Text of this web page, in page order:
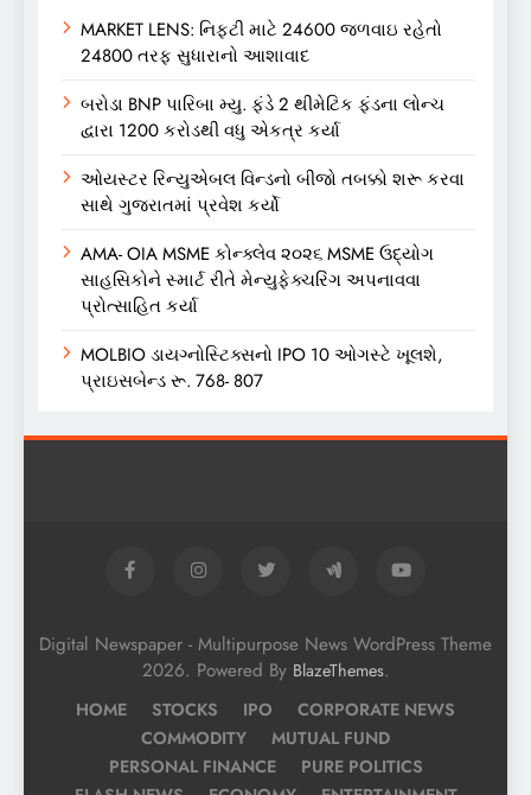
MARKET LENS: નિફ્ટી માટે 24600 જળવાઇ રહેતો
24800 તરફ સુધારાનો આશાવાદ
બરોડા BNP પારિબા મ્યુ. ફંડે 2 થીમેટિક ફંડના લોન્ચ
દ્વારા 1200 કરોડથી વધુ એકત્ર કર્યા
ઓયસ્ટર રિન્યુએબલ વિન્ડનો બીજો તબક્કો શરૂ કરવા
સાથે ગુજરાતમાં પ્રવેશ કર્યો
AMA- OIA MSME કોન્ક્લેવ ૨૦૨૬ MSME ઉદ્યોગ
સાહસિકોને સ્માર્ટ રીતે મેન્યુફેક્ચરિંગ અપનાવવા
પ્રોત્સાહિત કર્યા
MOLBIO ડાયગ્નોસ્ટિક્સનો IPO 10 ઓગસ્ટે ખૂલશે,
પ્રાઇસબેન્ડ રૂ. 768- 807
Digital Newspaper - Multipurpose News WordPress Theme
2026. Powered By BlazeThemes.
HOME STOCKS IPO
CORPORATE NEWS
COMMODITY
MUTUAL FUND
PERSONAL FINANCE
PURE POLITICS